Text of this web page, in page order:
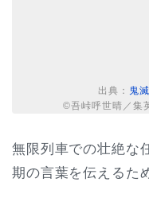
出典： 鬼
©吾峠呼世晴／集
無限列車での壮絶な
期の言葉を伝えるた